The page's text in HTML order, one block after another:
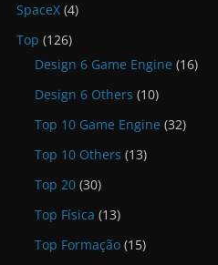
SpaceX (4)
Top (126)
Design 6 Game Engine (16)
Design 6 Others (10)
Top 10 Game Engine (32)
Top 10 Others (13)
Top 20 (30)
Top Física (13)
Top Formação (15)